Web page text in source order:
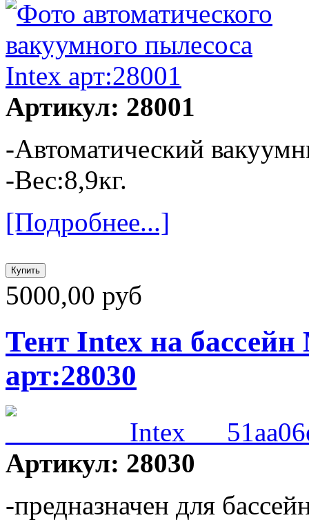
Артикул: 28001
-Автоматический
-Вес:8,9кг.
[Подробнее...]
5000,00 руб
Тент Intex на
арт:28030
Артикул: 28030
-предназначен для